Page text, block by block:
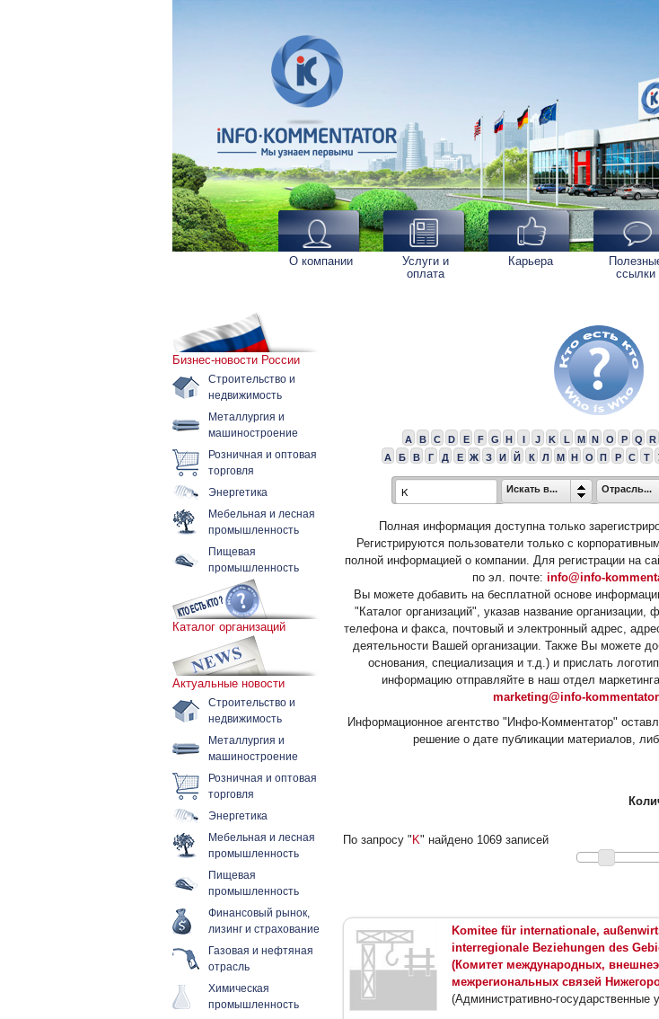
О компании
Услуги и
оплата
Карьера
ссылки
Бизнес-новости России
Строительство и
недвижимость
Металлургия и
машиностроение
Розничная и оптовая
торговля
Энергетика
Мебельная и лесная
промышленность
Пищевая
промышленность
Каталог организаций
Актуальные новости
Строительство и
недвижимость
Металлургия и
машиностроение
Розничная и оптовая
торговля
Энергетика
Мебельная и лесная
промышленность
Пищевая
промышленность
Финансовый рынок,
лизинг и страхование
Газовая и нефтяная
отрасль
Химическая
промышленность
A B C D E F G H I J K L M N O P Q R
А
Б В Г Д Е Ж З И Й К Л М Н О П Р С Т
Искать в... Отрасль...
Полная информация доступна только
Регистрируются пользователи только с
полной информацией о компании. Для регистрации на
по эл. почте: info@info-
Вы можете добавить на бесплатной основе
"Каталог организаций", указав название организации,
телефона и факса, почтовый и электронный адрес,
деятельности Вашей организации. Также Вы можете
основания, специализация и т.д.) и прислать
информацию отправляйте в наш отдел
marketing@info-
Информационное агентство "Инфо-Комментатор"
решение о дате публикации материалов,
По запросу " K" найдено 1069 записей
Komitee für internationale,
interregionale Beziehungen des
(Комитет международных,
межрегиональных связей
(Административно-государственные